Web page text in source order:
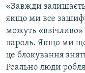
«Завжди
якщо ми все
можуть
пароль. Якщо ми
це блокування
Реально люди